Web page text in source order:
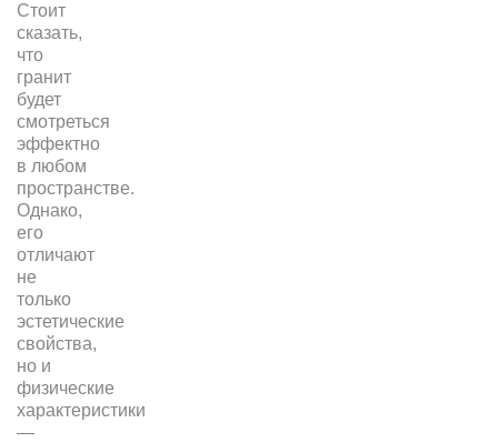
Стоит
сказать,
что
гранит
будет
смотреться
эффектно
в любом
пространстве.
Однако,
его
отличают
не
только
эстетические
свойства,
но и
физические
характеристики
—